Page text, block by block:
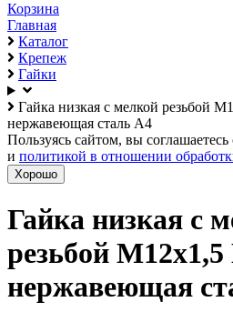
Корзина
Главная
Каталог
Крепеж
Гайки
Гайка низкая с мелкой резьбой
нержавеющая сталь А4
Пользуясь сайтом, вы
и политикой в отношении
Хорошо
Гайка низкая с
резьбой М12х1,5
нержавеющая